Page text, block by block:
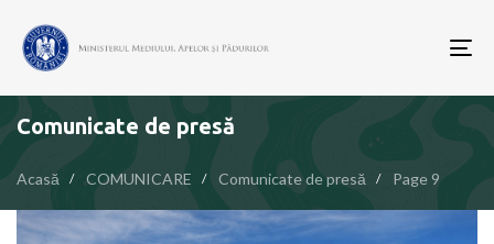
Comunicate de presă
Acasă COMUNICARE Comunicate de presă Page 9